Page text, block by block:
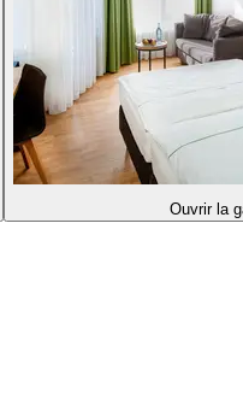
Ouvrir la